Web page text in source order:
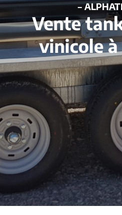
–
Vente
vinicole à